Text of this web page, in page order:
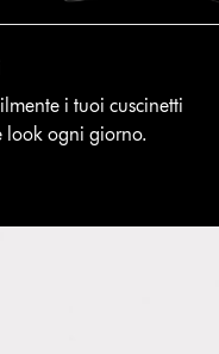
i tuoi cuscinetti
look ogni giorno.